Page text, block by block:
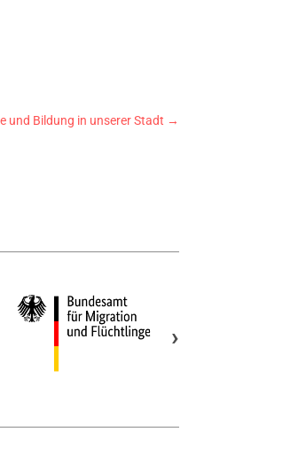
und Bildung in unserer Stadt →
›